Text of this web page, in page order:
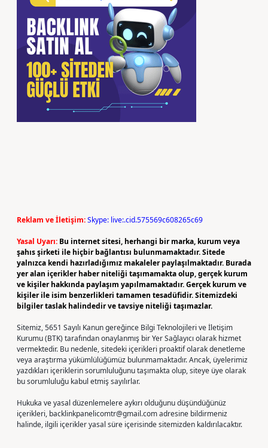
Reklam ve İletişim:Skype: live:.cid.575569c608265c69
Yasal Uyarı: Bu internet sitesi, herhangi bir marka, kurum veya
şahıs şirketi ile hiçbir bağlantısı bulunmamaktadır. Sitede
yalnızca kendi hazırladığımız makaleler paylaşılmaktadır. Burada
yer alan içerikler haber niteliği taşımamakta olup, gerçek kurum
ve kişiler hakkında paylaşım yapılmamaktadır. Gerçek kurum ve
kişiler ile isim benzerlikleri tamamen tesadüfidir. Sitemizdeki
bilgiler taslak halindedir ve tavsiye niteliği taşımazlar.
Sitemiz, 5651 Sayılı Kanun gereğince Bilgi Teknolojileri ve İletişim
Kurumu (BTK) tarafından onaylanmış bir Yer Sağlayıcı olarak hizmet
vermektedir. Bu nedenle, sitedeki içerikleri proaktif olarak denetleme
veya araştırma yükümlülüğümüz bulunmamaktadır. Ancak, üyelerimiz
yazdıkları içeriklerin sorumluluğunu taşımakta olup, siteye üye olarak
bu sorumluluğu kabul etmiş sayılırlar.
Hukuka ve yasal düzenlemelere aykırı olduğunu düşündüğünüz
içerikleri, backlinkpanelicomtr@gmail.comadresine bildirmeniz
halinde, ilgili içerikler yasal süre içerisinde sitemizden kaldırılacaktır.